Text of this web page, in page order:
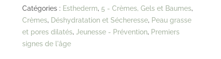
Eau
Cellulaire
-
Gel
Catégories : Esthederm, 5 - Crèmes, Gels et Baumes,
Crèmes, Déshydratation et Sécheresse, Peau grasse
et pores dilatés, Jeunesse - Prévention, Premiers
signes de l'âge